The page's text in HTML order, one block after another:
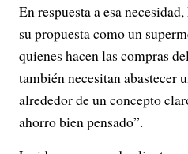
En respuesta a esa
su propuesta como un
quienes hacen las compras
también necesitan abastecer
alrededor de un concepto
ahorro bien pensado”.